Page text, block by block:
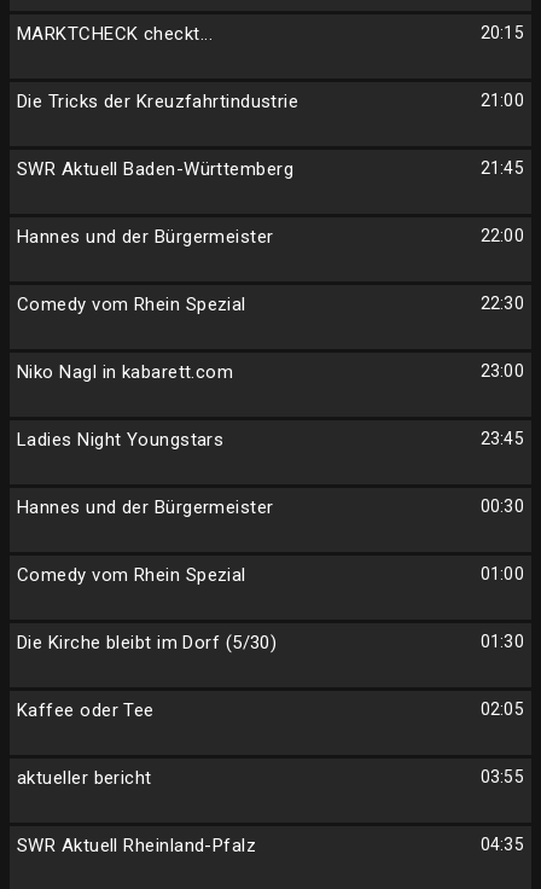
20:15
MARKTCHECK checkt...
21:00
Die Tricks der Kreuzfahrtindustrie
21:45
SWR Aktuell Baden-Württemberg
22:00
Hannes und der Bürgermeister
22:30
Comedy vom Rhein Spezial
23:00
Niko Nagl in kabarett.com
23:45
Ladies Night Youngstars
00:30
Hannes und der Bürgermeister
01:00
Comedy vom Rhein Spezial
01:30
Die Kirche bleibt im Dorf (5/30)
02:05
Kaffee oder Tee
03:55
aktueller bericht
04:35
SWR Aktuell Rheinland-Pfalz